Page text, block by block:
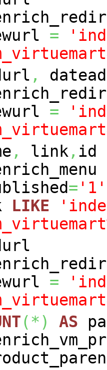
=
,
=
, link, id
= '1'
LIKE
=
(*) AS